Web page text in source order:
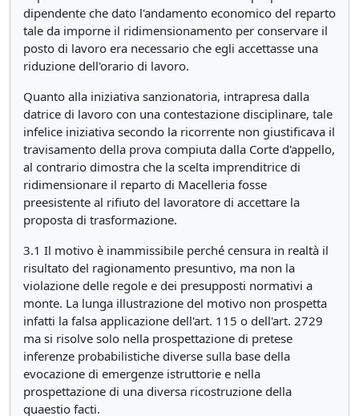
dipendente che dato l'andamento economico del reparto
tale da imporne il ridimensionamento per conservare il
posto di lavoro era necessario che egli accettasse una
riduzione dell'orario di lavoro.
Quanto alla iniziativa sanzionatoria, intrapresa dalla
datrice di lavoro con una contestazione disciplinare, tale
infelice iniziativa secondo la ricorrente non giustificava il
travisamento della prova compiuta dalla Corte d'appello,
al contrario dimostra che la scelta imprenditrice di
ridimensionare il reparto di Macelleria fosse
preesistente al rifiuto del lavoratore di accettare la
proposta di trasformazione.
3.1 Il motivo è inammissibile perché censura in realtà il
risultato del ragionamento presuntivo, ma non la
violazione delle regole e dei presupposti normativi a
monte. La lunga illustrazione del motivo non prospetta
infatti la falsa applicazione dell'art. 115 o dell'art. 2729
ma si risolve solo nella prospettazione di pretese
inferenze probabilistiche diverse sulla base della
evocazione di emergenze istruttorie e nella
prospettazione di una diversa ricostruzione della
quaestio facti.